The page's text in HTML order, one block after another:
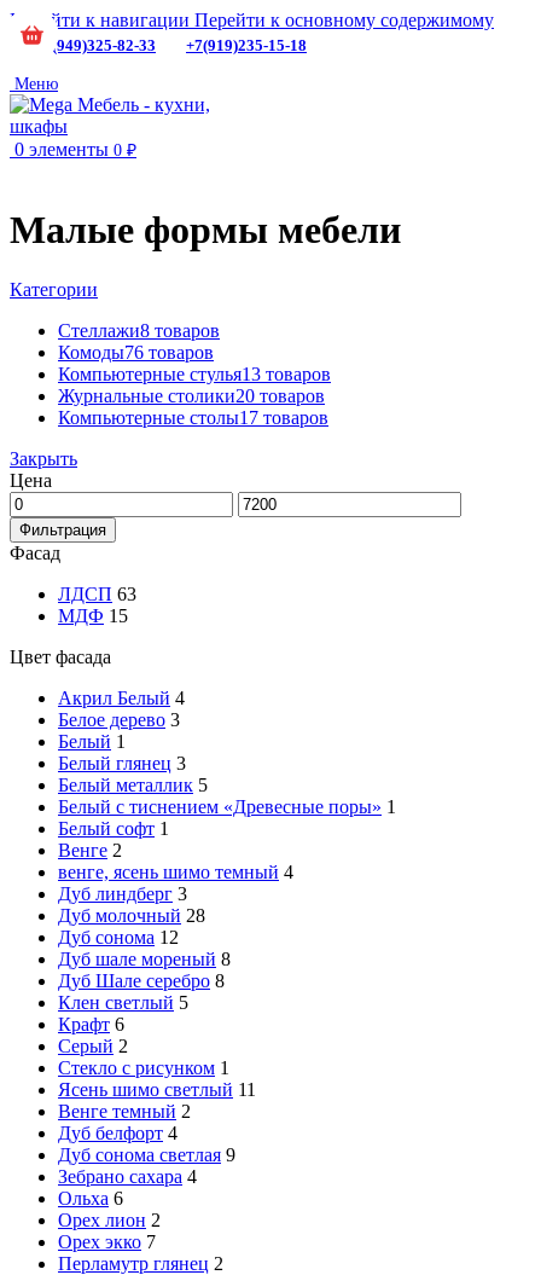
Перейти к навигации Перейти к основному содержимому
+7(949)325-82-33 +7(919)235-15-18
Меню
0 элементы 0 ₽
Малые формы мебели
Категории
Стеллажи8 товаров
Комоды76 товаров
Компьютерные стулья13 товаров
Журнальные столики20 товаров
Компьютерные столы17 товаров
Закрыть
Цена
Минимальная
цена
Максимальная
цена
Фильтрация
Фасад
ЛДСП 63
МДФ 15
Цвет фасада
Акрил Белый 4
Белое дерево 3
Белый 1
Белый глянец 3
Белый металлик 5
Белый с тиснением «Древесные поры» 1
Белый софт 1
Венге 2
венге, ясень шимо темный 4
Дуб линдберг 3
Дуб молочный 28
Дуб сонома 12
Дуб шале мореный 8
Дуб Шале серебро 8
Клен светлый 5
Крафт 6
Серый 2
Стекло с рисунком 1
Ясень шимо светлый 11
Венге темный 2
Дуб белфорт 4
Дуб сонома светлая 9
Зебрано сахара 4
Ольха 6
Орех лион 2
Орех экко 7
Перламутр глянец 2